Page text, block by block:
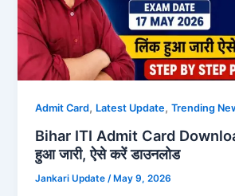
Admit Card, Latest Update,Trending
Bihar ITI Admit Card
हुआ जारी, ऐसे करें डाउनलोड
Jankari Update /May 9, 2026